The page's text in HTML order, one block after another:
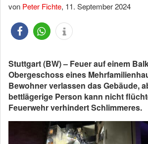
von Peter Fichte, 11. September 2024
Stuttgart (BW) – Feuer auf einem
Obergeschoss eines
Bewohner verlassen das Gebäude,
bettlägerige Person kann nicht
Feuerwehr verhindert Schlimmeres.